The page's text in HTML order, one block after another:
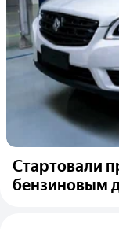
Стартовали
бензиновым